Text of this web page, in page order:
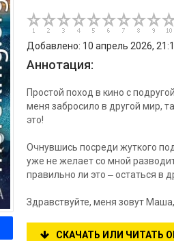
Добавлено: 10 апрель 2026,
Аннотация:
Простой поход в кино с
меня забросило в другой мир,
это!
Очнувшись посреди жуткого
уже не желает со мной
правильно ли это ‒ остаться в
Здравствуйте, меня зовут
СКАЧАТЬ ИЛИ ЧИТАТЬ